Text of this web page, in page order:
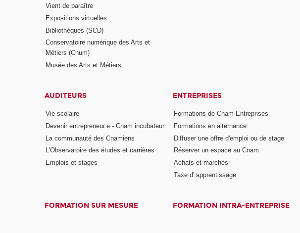
Vient de paraître
Expositions virtuelles
Bibliothèques (SCD)
Conservatoire numérique des Arts et
Métiers (Cnum)
Musée des Arts et Métiers
AUDITEURS
Vie scolaire
Devenir entrepreneur.e - Cnam incubateur
La communauté des Cnamiens
L'Observatoire des études et carrières
Emplois et stages
ENTREPRISES
Formations de Cnam Entreprises
Formations en alternance
Diffuser une offre d'emploi ou de stage
Réserver un espace au Cnam
Achats et marchés
Taxe d' apprentissage
FORMATION SUR MESURE FORMATION INTRA-ENTREPRISE